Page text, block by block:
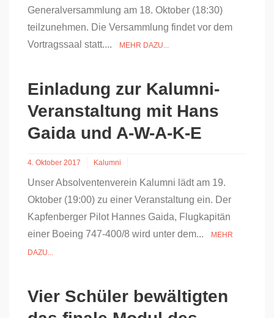
Generalversammlung am 18. Oktober (18:30)
teilzunehmen. Die Versammlung findet vor dem
Vortragssaal statt....
MEHR DAZU...
Einladung zur Kalumni-
Veranstaltung mit Hans
Gaida und A-W-A-K-E
4. Oktober 2017 Kalumni
Unser Absolventenverein Kalumni lädt am 19.
Oktober (19:00) zu einer Veranstaltung ein. Der
Kapfenberger Pilot Hannes Gaida, Flugkapitän
einer Boeing 747-400/8 wird unter dem...
MEHR
DAZU...
Vier Schüler bewältigten